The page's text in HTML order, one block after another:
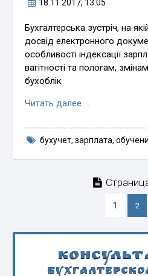
18.11.2017, 13:05
Бухгалтерська зустріч, на
досвід електронного
особливості індексації
вагітності та пологам,
бухоблік
Читать далее …
бухучет, зарплата,
1 2